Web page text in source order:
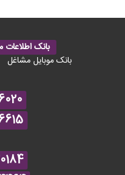
بانک
بانک موبایل مشاغل